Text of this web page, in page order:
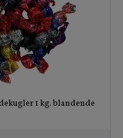
1 kg. blandende